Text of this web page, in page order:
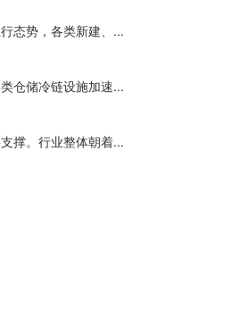
态势，各类新建、...
仓储冷链设施加速...
撑。行业整体朝着...